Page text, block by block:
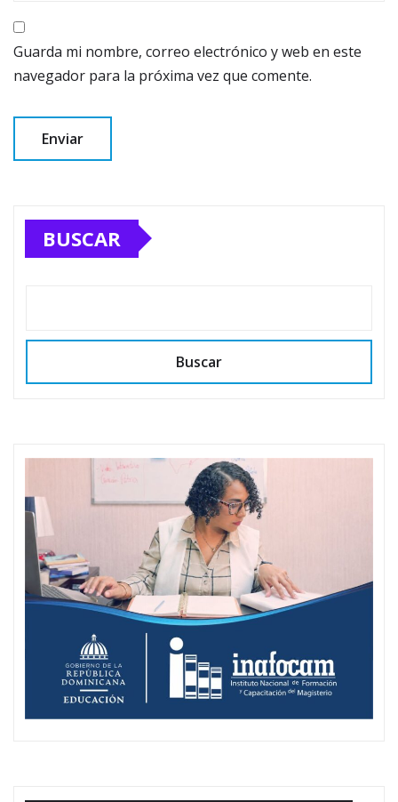
Guarda mi nombre, correo electrónico y web en este
navegador para la próxima vez que comente.
BUSCAR
Buscar